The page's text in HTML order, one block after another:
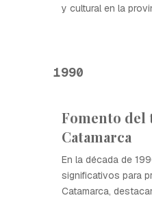
y cultural en la
1990
Fomento del
Catamarca
En la década de
significativos para
Catamarca,